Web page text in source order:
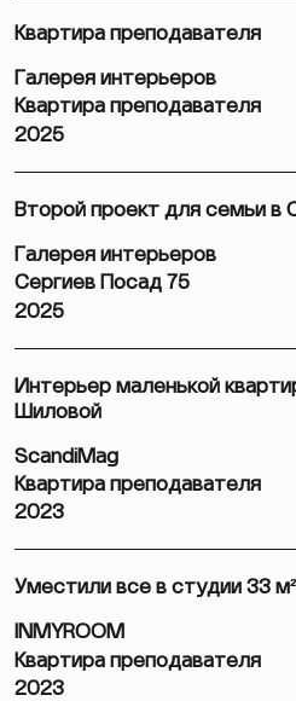
Квартира преподавателя
Галерея интерьеров
Квартира преподавателя
2025
Второй проект для семьи в
Галерея интерьеров
Сергиев Посад 75
2025
Интерьер маленькой
Шиловой
ScandiMag
Квартира преподавателя
2023
Уместили все в студии 33
INMYROOM
Квартира преподавателя
2023